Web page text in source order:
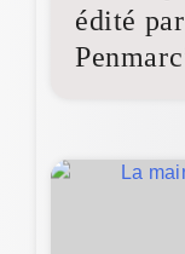
édité